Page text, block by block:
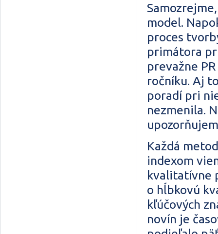
model.
proces
primátora
prevažne
ročníku. Aj
poradí pri
nezmenila.
Každá
indexom
kvalitatívne
o hĺbkovú
kľúčových
novín je